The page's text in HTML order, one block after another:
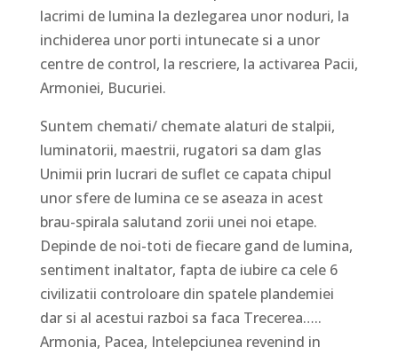
lacrimi de lumina la dezlegarea unor noduri, la
inchiderea unor porti intunecate si a unor
centre de control, la rescriere, la activarea Pacii,
Armoniei, Bucuriei.
Suntem chemati/ chemate alaturi de stalpii,
luminatorii, maestrii, rugatori sa dam glas
Unimii prin lucrari de suflet ce capata chipul
unor sfere de lumina ce se aseaza in acest
brau-spirala salutand zorii unei noi etape.
Depinde de noi-toti de fiecare gand de lumina,
sentiment inaltator, fapta de iubire ca cele 6
civilizatii controloare din spatele plandemiei
dar si al acestui razboi sa faca Trecerea…..
Armonia, Pacea, Intelepciunea revenind in